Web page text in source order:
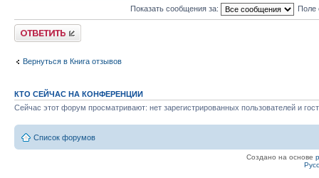
Показать сообщения за: Поле
Ответить
Вернуться в Книга отзывов
КТО СЕЙЧАС НА КОНФЕРЕНЦИИ
Сейчас этот форум просматривают: нет зарегистрированных пользователей и
Список форумов
Создано на основе